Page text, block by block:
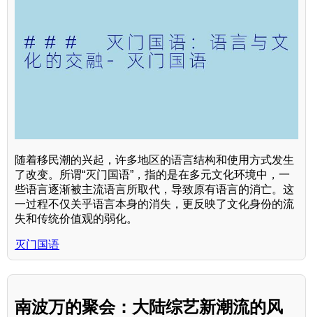
随着移民潮的兴起，许多地区的语言结构和使用方式发生
了改变。所谓“灭门国语”，指的是在多元文化环境中，一
些语言逐渐被主流语言所取代，导致原有语言的消亡。这
一过程不仅关乎语言本身的消失，更反映了文化身份的流
失和传统价值观的弱化。
灭门国语
南波万的聚会：大陆综艺新潮流的风